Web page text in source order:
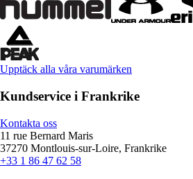
Upptäck alla våra varumärken
Kundservice i Frankrike
Kontakta oss
11 rue Bernard Maris
37270 Montlouis-sur-Loire, Frankrike
+33 1 86 47 62 58